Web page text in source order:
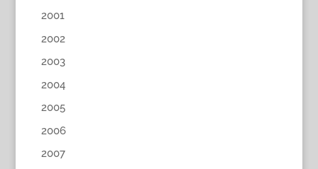
2001
2002
2003
2004
2005
2006
2007